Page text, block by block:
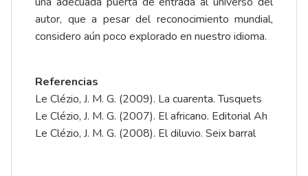
autor, que a pesar del reconocimiento mundial,
considero aún poco explorado en nuestro idioma.
Referencias
Le Clézio, J. M. G. (2009). La cuarenta. Tusquets
Le Clézio, J. M. G. (2007). El africano. Editorial Ah
Le Clézio, J. M. G. (2008). El diluvio. Seix barral